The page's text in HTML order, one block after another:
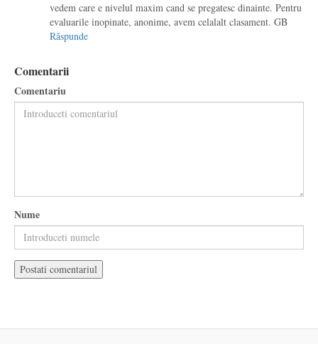
vedem care e nivelul maxim cand se pregatesc dinainte. Pentru
evaluarile inopinate, anonime, avem celalalt clasament. GB
Răspunde
Comentarii
Comentariu
Nume